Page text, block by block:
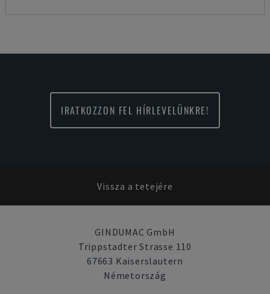
IRATKOZZON FEL HÍRLEVELÜNKRE!
Vissza a tetejére
GINDUMAC GmbH
Trippstadter Strasse 110
67663 Kaiserslautern
Németország